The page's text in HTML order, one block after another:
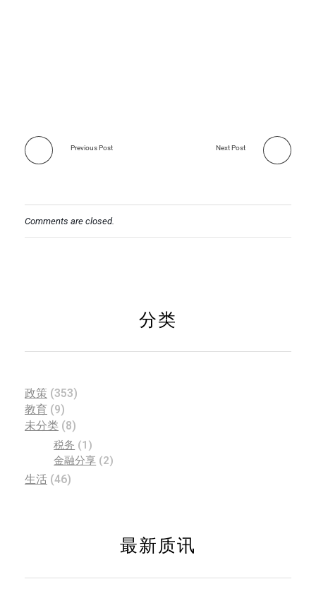
Previous Post Next Post
Comments are closed.
分类
政策 (353)
教育 (9)
未分类 (8)
税务 (1)
金融分享 (2)
生活 (46)
最新质讯